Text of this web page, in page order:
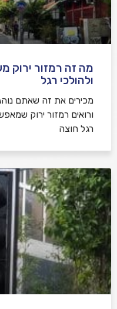
מה זה רמזור ירוק
ולהולכי רגל
מכירים את זה שאתם
ורואים רמזור ירוק
רגל חוצה